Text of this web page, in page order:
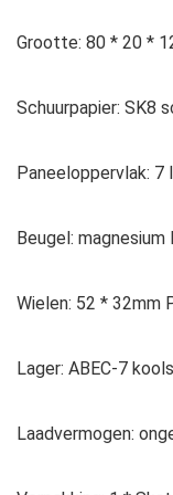
Grootte: 80 * 20 *
Schuurpapier: SK8
Paneeloppervlak:
Beugel: magnesium
Wielen: 52 * 32mm
Lager: ABEC-7
Laadvermogen: